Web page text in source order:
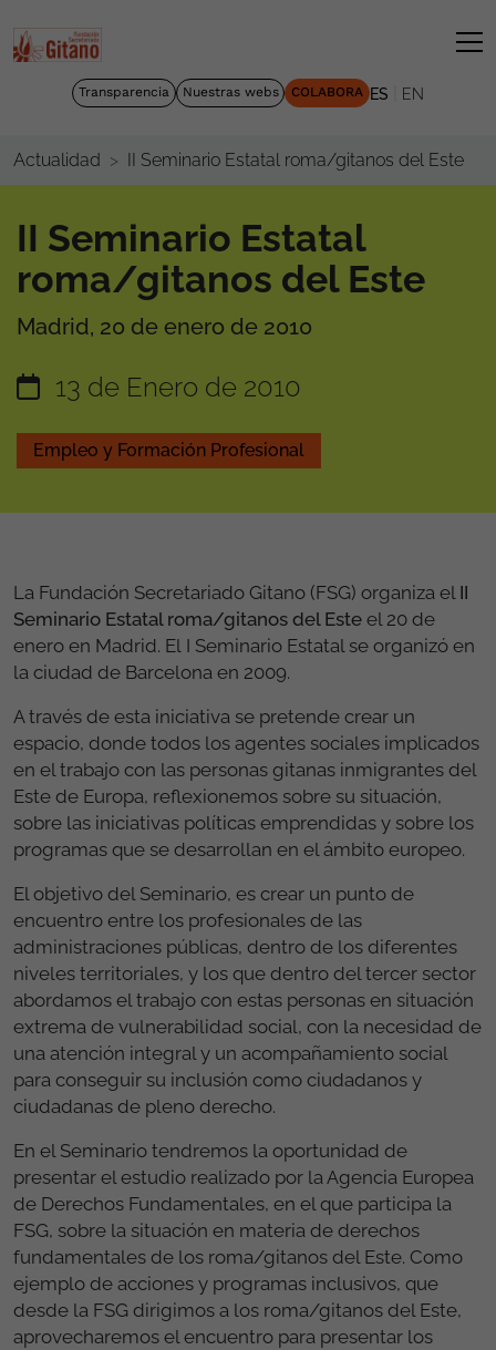
Transparencia Nuestras webs COLABORA ES EN
Actualidad II Seminario Estatal roma/gitanos del Este
II Seminario Estatal
roma/gitanos del Este
Madrid, 20 de enero de 2010
13 de Enero de 2010
Empleo y Formación Profesional
La Fundación Secretariado Gitano (FSG) organiza el II
Seminario Estatal roma/gitanos del Este el 20 de
enero en Madrid. El I Seminario Estatal se organizó en
la ciudad de Barcelona en 2009.
A través de esta iniciativa se pretende crear un
espacio, donde todos los agentes sociales implicados
en el trabajo con las personas gitanas inmigrantes del
Este de Europa, reflexionemos sobre su situación,
sobre las iniciativas políticas emprendidas y sobre los
programas que se desarrollan en el ámbito europeo.
El objetivo del Seminario, es crear un punto de
encuentro entre los profesionales de las
administraciones públicas, dentro de los diferentes
niveles territoriales, y los que dentro del tercer sector
abordamos el trabajo con estas personas en situación
extrema de vulnerabilidad social, con la necesidad de
una atención integral y un acompañamiento social
para conseguir su inclusión como ciudadanos y
ciudadanas de pleno derecho.
En el Seminario tendremos la oportunidad de
presentar el estudio realizado por la Agencia Europea
de Derechos Fundamentales, en el que participa la
FSG, sobre la situación en materia de derechos
fundamentales de los roma/gitanos del Este. Como
ejemplo de acciones y programas inclusivos, que
desde la FSG dirigimos a los roma/gitanos del Este,
aprovecharemos el encuentro para presentar los